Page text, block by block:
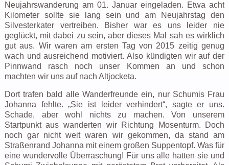
Neujahrswanderung am 01. Januar eingeladen. Etwa acht
Kilometer sollte sie lang sein und am Neujahrstag den
Silvesterkater vertreiben. Bisher war es uns leider nie
geglückt, mit dabei zu sein, aber dieses Mal sah es wirklich
gut aus. Wir waren am ersten Tag von 2015 zeitig genug
wach und ausreichend motiviert. Also kündigten wir auf der
Pinnwand rasch noch unser Kommen an und schon
machten wir uns auf nach Altjocketa.
Dort trafen bald alle Wanderfreunde ein, nur Schumis Frau
Johanna fehlte. „Sie ist leider verhindert“, sagte er uns.
Schade, aber wohl nichts zu machen. Von unserem
Startpunkt aus wanderten wir Richtung Mosenturm. Doch
noch gar nicht weit waren wir gekommen, da stand am
Straßenrand Johanna mit einem großen Suppentopf. Was für
eine wundervolle Überraschung! Für uns alle hatten sie und